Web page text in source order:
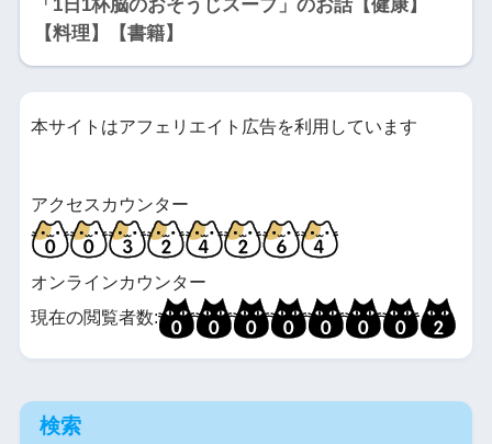
「1日1杯脳のおそうじスープ」のお話【健康】
【料理】【書籍】
本サイトはアフェリエイト広告を利用しています
アクセスカウンター
オンラインカウンター
現在の閲覧者数:
検索